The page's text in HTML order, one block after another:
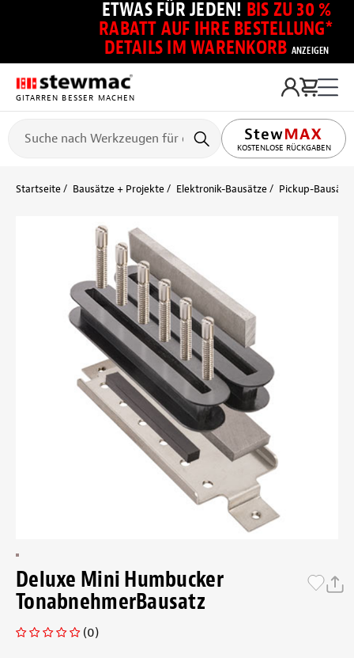
ETWAS FÜR JEDEN! BIS ZU 30 %
RABATT AUF IHRE BESTELLUNG*
DETAILS IM WARENKORB ANZEIGEN
GITARREN BESSER MACHEN
KOSTENLOSE RÜCKGABEN
Startseite Bausätze + Projekte Elektronik-Bausätze Pickup-
Deluxe Mini Humbucker
TonabnehmerBausatz
(0)